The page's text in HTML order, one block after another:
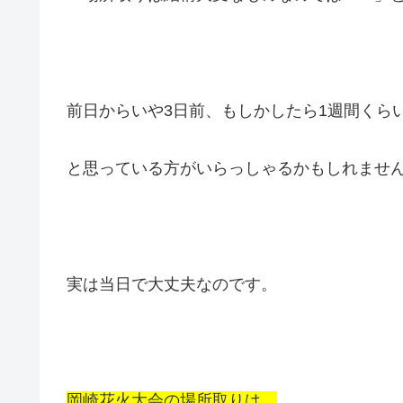
前日からいや3日前、もしかしたら1週間くら
と思っている方がいらっしゃるかもしれません
実は当日で大丈夫なのです。